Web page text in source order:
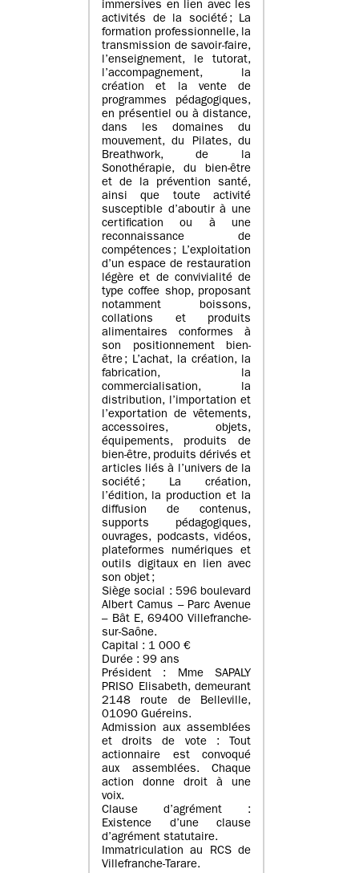
immersives en lien avec les
activités de la société ; La
formation professionnelle, la
transmission de savoir-faire,
l’enseignement, le tutorat,
l’accompagnement, la
création et la vente de
programmes pédagogiques,
en présentiel ou à distance,
dans les domaines du
mouvement, du Pilates, du
Breathwork, de la
Sonothérapie, du bien-être
et de la prévention santé,
ainsi que toute activité
susceptible d’aboutir à une
certification ou à une
reconnaissance de
compétences ; L’exploitation
d’un espace de restauration
légère et de convivialité de
type coffee shop, proposant
notamment boissons,
collations et produits
alimentaires conformes à
son positionnement bien-
être ; L’achat, la création, la
fabrication, la
commercialisation, la
distribution, l’importation et
l’exportation de vêtements,
accessoires, objets,
équipements, produits de
bien-être, produits dérivés et
articles liés à l’univers de la
société ; La création,
l’édition, la production et la
diffusion de contenus,
supports pédagogiques,
ouvrages, podcasts, vidéos,
plateformes numériques et
outils digitaux en lien avec
son objet ;
Siège social : 596 boulevard
Albert Camus – Parc Avenue
– Bât E, 69400 Villefranche-
sur-Saône.
Capital : 1 000 €
Durée : 99 ans
Président : Mme SAPALY
PRISO Elisabeth, demeurant
2148 route de Belleville,
01090 Guéreins.
Admission aux assemblées
et droits de vote : Tout
actionnaire est convoqué
aux assemblées. Chaque
action donne droit à une
voix.
Clause d’agrément :
Existence d’une clause
d’agrément statutaire.
Immatriculation au RCS de
Villefranche-Tarare.